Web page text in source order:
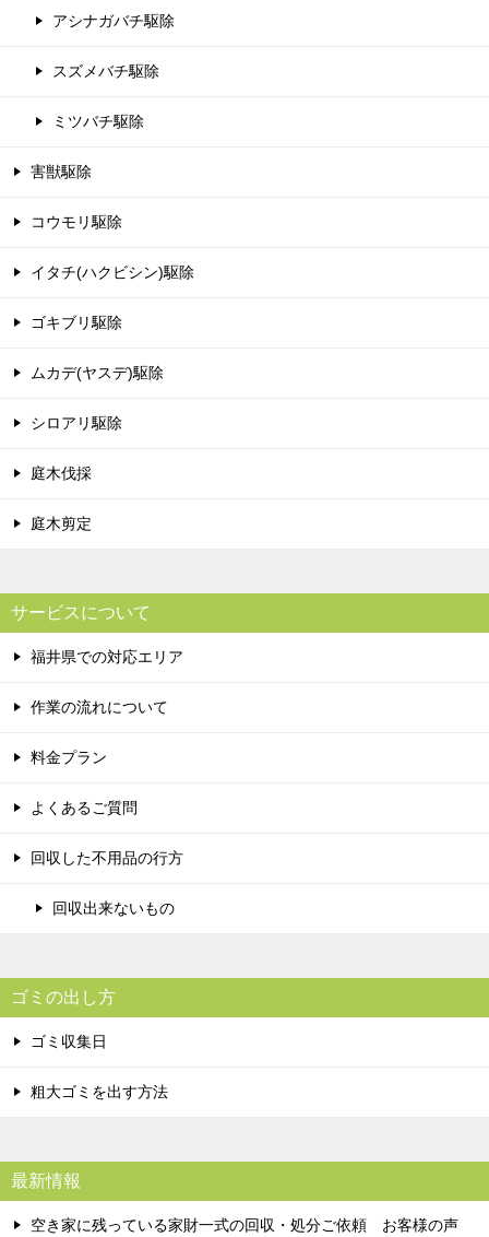
アシナガバチ駆除
スズメバチ駆除
ミツバチ駆除
害獣駆除
コウモリ駆除
イタチ(ハクビシン)駆除
ゴキブリ駆除
ムカデ(ヤスデ)駆除
シロアリ駆除
庭木伐採
庭木剪定
サービスについて
福井県での対応エリア
作業の流れについて
料金プラン
よくあるご質問
回収した不用品の行方
回収出来ないもの
ゴミの出し方
ゴミ収集日
粗大ゴミを出す方法
最新情報
空き家に残っている家財一式の回収・処分ご依頼 お客様の声